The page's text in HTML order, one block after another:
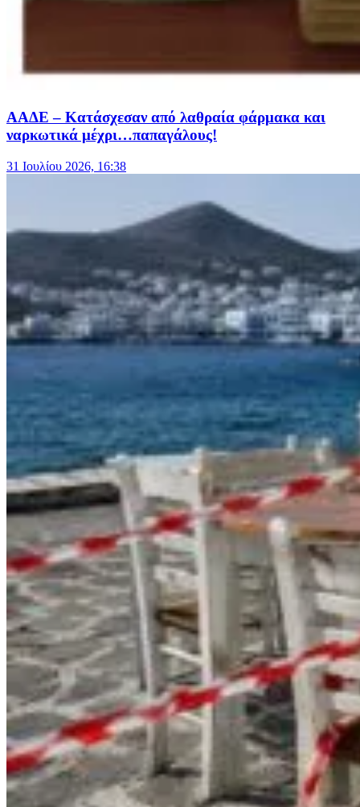
ΑΑΔΕ – Κατάσχεσαν από λαθραία φάρμακα και
ναρκωτικά μέχρι…παπαγάλους!
31 Ιουλίου 2026, 16:38